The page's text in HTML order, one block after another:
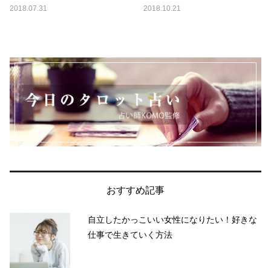
2018.07.31 2018.10.21
おすすめ記事
自立したかっこいい女性になりたい！好きな
仕事で生きていく方法